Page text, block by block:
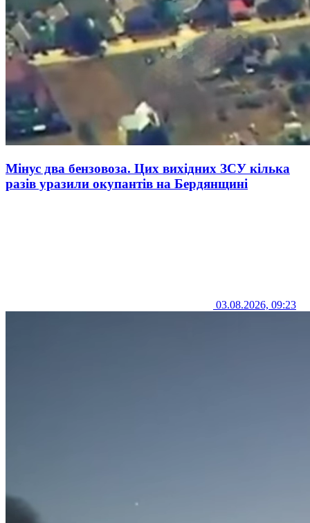
Мінус два бензовоза. Цих вихідних ЗСУ кілька
разів уразили окупантів на Бердянщині
03.08.2026, 09:23